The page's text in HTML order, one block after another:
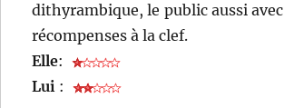
dithyrambique, le public aussi
récompenses à la clef.
Elle:
Lui :